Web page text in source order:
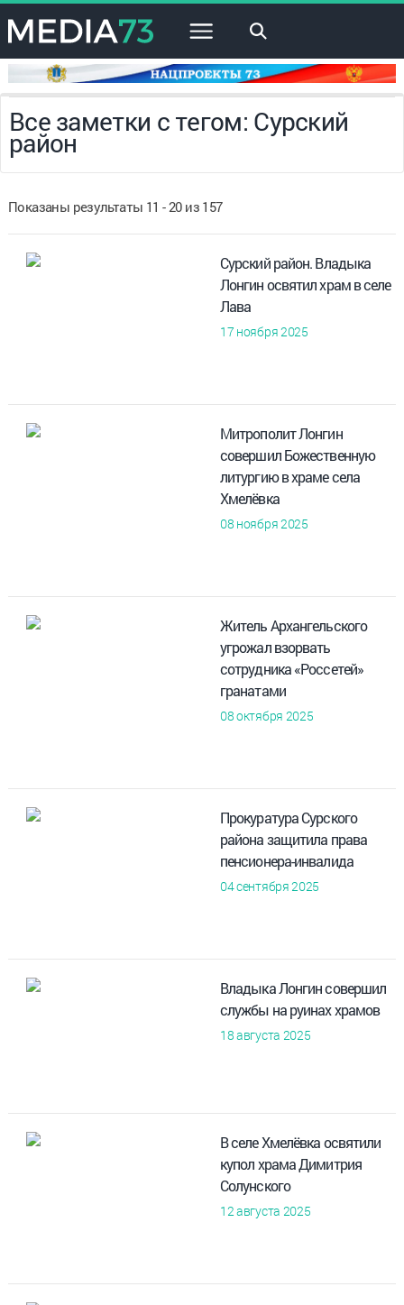
×
Все заметки с тегом: Сурский
район
Показаны результаты 11 - 20 из 157
Сурский район. Владыка
Лонгин освятил храм в селе
Лава
17 ноября 2025
Митрополит Лонгин
совершил Божественную
литургию в храме села
Хмелёвка
08 ноября 2025
Житель Архангельского
угрожал взорвать
сотрудника «Россетей»
гранатами
08 октября 2025
Прокуратура Сурского
района защитила права
пенсионера-инвалида
04 сентября 2025
Владыка Лонгин совершил
службы на руинах храмов
18 августа 2025
В селе Хмелёвка освятили
купол храма Димитрия
Солунского
12 августа 2025